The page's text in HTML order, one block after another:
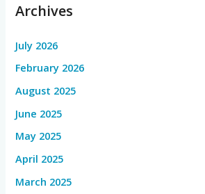
Archives
July 2026
February 2026
August 2025
June 2025
May 2025
April 2025
March 2025